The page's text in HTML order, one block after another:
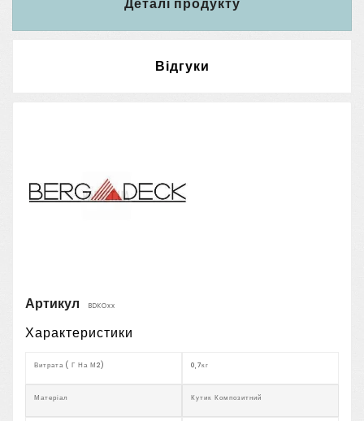
Відгуки
Артикул BDKOxx
Характеристики
Витрата ( Г На М2) 0,7кг
Матеріал Кутик Композитний